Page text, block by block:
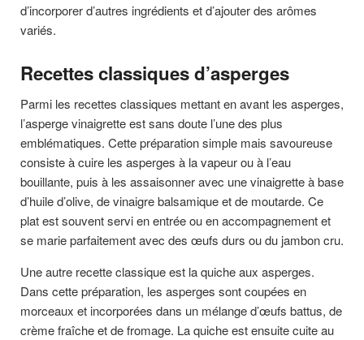
d’incorporer d’autres ingrédients et d’ajouter des arômes
variés.
Recettes classiques d’asperges
Parmi les recettes classiques mettant en avant les asperges,
l’asperge vinaigrette est sans doute l’une des plus
emblématiques. Cette préparation simple mais savoureuse
consiste à cuire les asperges à la vapeur ou à l’eau
bouillante, puis à les assaisonner avec une vinaigrette à base
d’huile d’olive, de vinaigre balsamique et de moutarde. Ce
plat est souvent servi en entrée ou en accompagnement et
se marie parfaitement avec des œufs durs ou du jambon cru.
Une autre recette classique est la quiche aux asperges.
Dans cette préparation, les asperges sont coupées en
morceaux et incorporées dans un mélange d’œufs battus, de
crème fraîche et de fromage. La quiche est ensuite cuite au